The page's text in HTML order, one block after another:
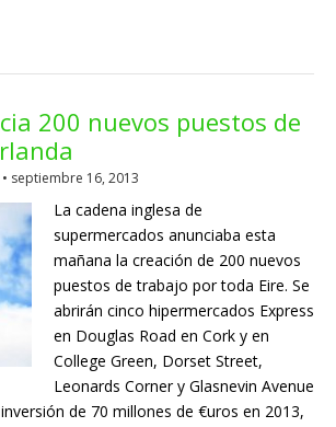
200 nuevos puestos de
• septiembre 16, 2013
La cadena inglesa de
supermercados anunciaba esta
mañana la creación de 200 nuevos
puestos de trabajo por toda Eire. Se
abrirán cinco hipermercados Express
en Douglas Road en Cork y en
College Green, Dorset Street,
Leonards Corner y Glasnevin Avenue
de 70 millones de €uros en 2013,